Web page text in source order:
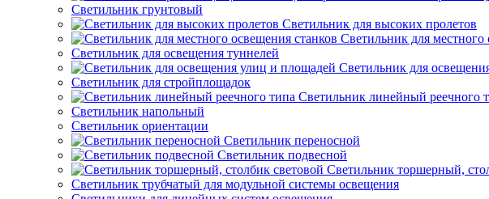
Светильник грунтовый
Светильник для высоких пролетов
Светильник для местного
Светильник для освещения туннелей
Светильник для
Светильник для стройплощадок
Светильник линейный реечного
Светильник напольный
Светильник ориентации
Светильник переносной
Светильник подвесной
Светильник торшерный,
Светильник трубчатый для модульной системы освещения